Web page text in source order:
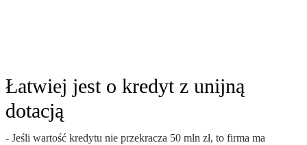
Łatwiej jest o kredyt z unijną
dotacją
- Jeśli wartość kredytu nie przekracza 50 mln zł, to firma ma